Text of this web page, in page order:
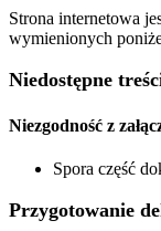
Strona internetowa
wymienionych
Niedostępne
Niezgodność z
Spora część
Przygotowanie